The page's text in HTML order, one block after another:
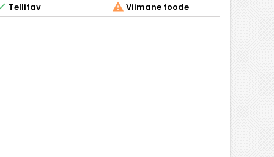
Tellitav  Viimane toode